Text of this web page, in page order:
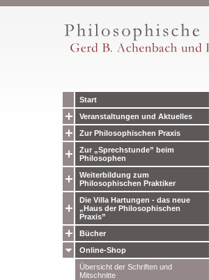
Start
Veranstaltungen und Aktuelles
Zur Philosophischen Praxis
Zur „Sprechstunde” beim
Philosophen
Weiterbildung zum
Philosophischen Praktiker
Die Villa Hartungen - das neue
„Haus der Philosophischen
Praxis”
Bücher
Online-Shop
Übersicht der Schriften und
Mitschnitte